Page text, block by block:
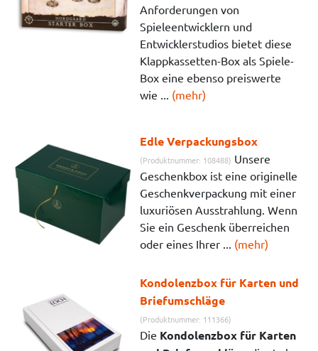
Anforderungen von
Spieleentwicklern und
Entwicklerstudios bietet diese
Klappkassetten-Box als Spiele-
Box eine ebenso preiswerte
wie ... (mehr)
Edle Verpackungsbox
(Produktnummer: 108488) Unsere
Geschenkbox ist eine originelle
Geschenkverpackung mit einer
luxuriösen Ausstrahlung. Wenn
Sie ein Geschenk überreichen
oder eines Ihrer ... (mehr)
Kondolenzbox für Karten und
Briefumschläge
(Produktnummer: 111366)
Die Kondolenzbox für Karten